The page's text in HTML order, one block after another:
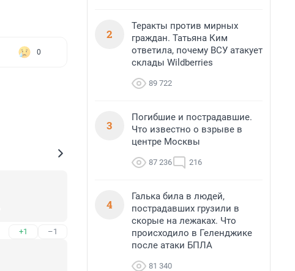
0
+1 –1
2
Теракты против мирных
граждан. Татьяна Ким
ответила, почему ВСУ атакует
склады Wildberries
89 722
3
Погибшие и пострадавшие.
Что известно о взрыве в
центре Москвы
87 236 216
4
Галька била в людей,
пострадавших грузили в
скорые на лежаках. Что
происходило в Геленджике
после атаки БПЛА
81 340